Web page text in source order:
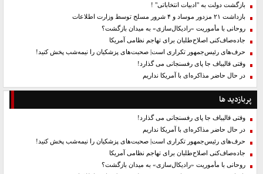
بازگشت دولت به "ادبیات انتخاباتی" !
بازداشت ۲۱ مزدور موساد و ۴ شرور مسلح توسط وزارت اطلاعات
روحانی با مأموریت «رادیکال‌سازی» به میدان بازگشت؟
جاده‌صاف‌کنی اصلاح‌طلبان برای تهاجم نظامی آمریکا
حرف‌های رئیس‌جمهور تکراری است| صحبت‌های پزشکیان را نیمه‌شب پخش کنید!
وقتی قالیباف جا پای رفسنجانی می گذارد!
در حال حاضر مذاکره‌ای با آمریکا نداریم
پربازدید ها
وقتی قالیباف جا پای رفسنجانی می گذارد!
در حال حاضر مذاکره‌ای با آمریکا نداریم
حرف‌های رئیس‌جمهور تکراری است| صحبت‌های پزشکیان را نیمه‌شب پخش کنید!
جاده‌صاف‌کنی اصلاح‌طلبان برای تهاجم نظامی آمریکا
روحانی با مأموریت «رادیکال‌سازی» به میدان بازگشت؟